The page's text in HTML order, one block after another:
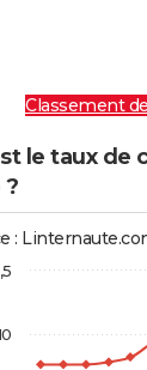
Classement
le taux de
?
: